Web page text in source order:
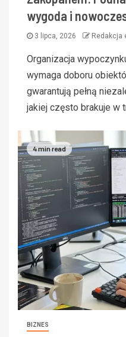
wygoda i
3 lipca, 2026 Redakcja
Organizacja
wymaga doboru
gwarantują pełną
jakiej często brakuje w
4 min read
BIZNES